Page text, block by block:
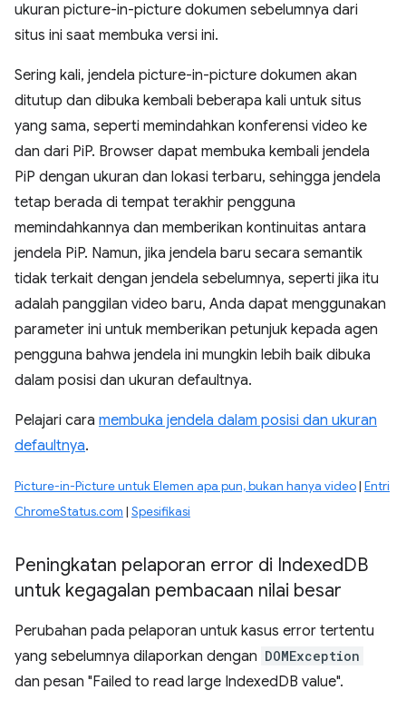
ukuran picture-in-picture dokumen sebelumnya dari
situs ini saat membuka versi ini.
Sering kali, jendela picture-in-picture dokumen akan
ditutup dan dibuka kembali beberapa kali untuk situs
yang sama, seperti memindahkan konferensi video ke
dan dari PiP. Browser dapat membuka kembali jendela
PiP dengan ukuran dan lokasi terbaru, sehingga jendela
tetap berada di tempat terakhir pengguna
memindahkannya dan memberikan kontinuitas antara
jendela PiP. Namun, jika jendela baru secara semantik
tidak terkait dengan jendela sebelumnya, seperti jika itu
adalah panggilan video baru, Anda dapat menggunakan
parameter ini untuk memberikan petunjuk kepada agen
pengguna bahwa jendela ini mungkin lebih baik dibuka
dalam posisi dan ukuran defaultnya.
Pelajari cara membuka jendela dalam posisi dan ukuran
defaultnya.
Picture-in-Picture untuk Elemen apa pun, bukan hanya video| Entri
ChromeStatus.com | Spesifikasi
Peningkatan pelaporan error di IndexedDB
untuk kegagalan pembacaan nilai besar
Perubahan pada pelaporan untuk kasus error tertentu
yang sebelumnya dilaporkan dengan DOMException
dan pesan "Failed to read large IndexedDB value".